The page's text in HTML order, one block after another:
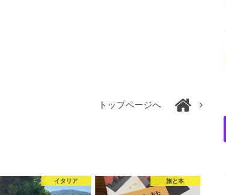
トップページへ
イタリア 旅と本